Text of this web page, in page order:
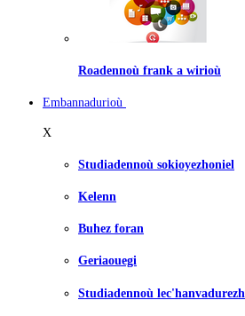
Roadennoù frank a wirioù
Embannadurioù
X
Studiadennoù sokioyezhoniel
Kelenn
Buhez foran
Geriaouegi
Studiadennoù lec'hanvadurezh